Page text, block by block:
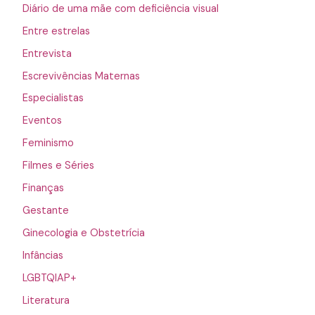
Diário de uma mãe com deficiência visual
Entre estrelas
Entrevista
Escrevivências Maternas
Especialistas
Eventos
Feminismo
Filmes e Séries
Finanças
Gestante
Ginecologia e Obstetrícia
Infâncias
LGBTQIAP+
Literatura